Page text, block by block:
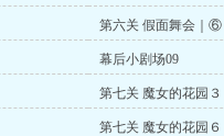
第六关 假面舞会｜
幕后小剧场09
第七关 魔女的花园
第七关 魔女的花园